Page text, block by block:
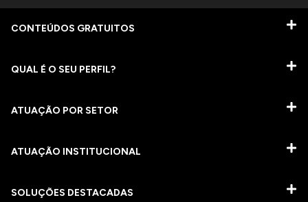
CONTEÚDOS GRATUITOS
QUAL É O SEU PERFIL?
ATUAÇÃO POR SETOR
ATUAÇÃO INSTITUCIONAL
SOLUÇÕES DESTACADAS